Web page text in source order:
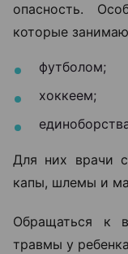
опасность.
которые
футболом;
хоккеем;
Для них врачи
капы, шлемы и
Обращаться к
травмы у